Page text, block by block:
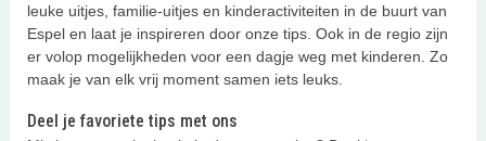
leuke uitjes, familie-uitjes en kinderactiviteiten in de buurt van
Espel en laat je inspireren door onze tips. Ook in de regio zijn
er volop mogelijkheden voor een dagje weg met kinderen. Zo
maak je van elk vrij moment samen iets leuks.
Deel je favoriete tips met ons